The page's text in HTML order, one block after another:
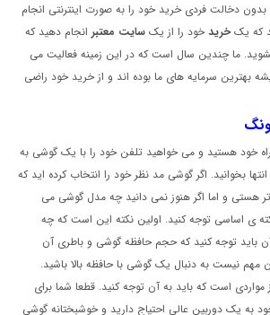
بدون دخالت فردی خرید خود را به صورت اینترنتی انجام
که یکخریدخود را از یک سایت معتبر انجام دهید که
ما چندین سال است که در این زمینه فعالیت می
بهترین سرمایه های ما بوده اند و از خرید خود راضی
خود هستید و می خواهید تلفن خود را با یک گوشی به
بخوانید. اگر گوشی مد نظر خود را انتخاب کرده اید که
هستی و اما اگر هنوز نمی دانید چه مدل گوشی می
ی اساسی توجه کنید. اولین نکته این است که چه
باید توجه کنید که حجم حافظه گوشی و باطری آن
مهم نیست به دنبال یک گوشی با حافظه بالا باشید.
است که باید به آن توجه کنید. قطعا شما برای
به یک دوربین عالی احتیاج دارید و خوشبختانه گوشی